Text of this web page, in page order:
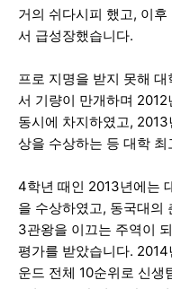
거의 쉬다시피 했고, 이
서 급성장했습니다.
프로 지명을 받지 못해
서 기량이 만개하며
동시에 차지하였고,
상을 수상하는 등 대학
4학년 때인 2013년에는
을 수상하였고, 동국대의
3관왕을 이끄는 주역이
평가를 받았습니다.
운드 전체 10순위로 신